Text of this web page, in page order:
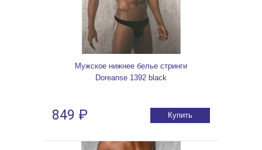
Мужское нижнее белье стринги
Doreanse 1392 black
849 ₽ Купить